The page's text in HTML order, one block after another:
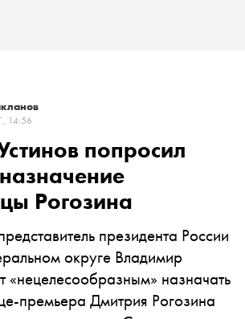
14:56
попросил
Рогозина
президента России
округе Владимир
«нецелесообразным» назначать
премьера Дмитрия Рогозина